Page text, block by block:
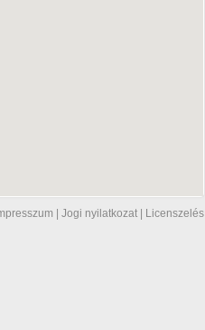
Jogi nyilatkozat Licenszelés